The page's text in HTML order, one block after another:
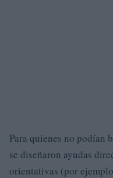
Para quienes no podían
se diseñaron ayudas
orientativas (por